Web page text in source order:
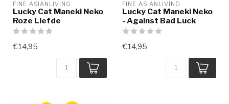
FINE ASIANLIVING
Lucky Cat Maneki Neko
Roze Liefde
€14,95
FINE ASIANLIVING
Lucky Cat Maneki Neko
- Against Bad Luck
€14,95